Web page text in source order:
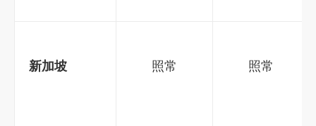
新加坡 照常 照常